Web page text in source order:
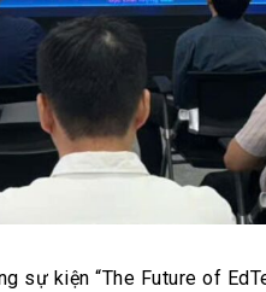
sự kiện “The Future of